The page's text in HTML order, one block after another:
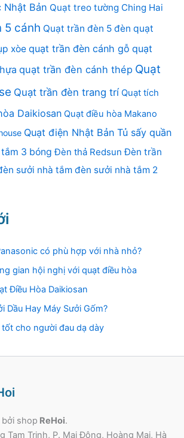
Nhật Bản Quạt treo tường Ching Hai
5 cánh Quạt trần đèn 5 đèn quạt
xòe quạt trần đèn cánh gỗ quạt
quạt trần đèn cánh thép Quạt
Quạt trần đèn trang trí Quạt tích
Daikiosan Quạt điều hòa Makano
Quạt điện Nhật Bản Tủ sấy quần
3 bóng Đèn thả Redsun Đèn trần
sưởi nhà tắm đèn sưởi nhà tắm 2
có phù hợp với nhà nhỏ?
gian hội nghị với quạt điều hòa
Điều Hòa Daikiosan
Dầu Hay Máy Sưởi Gốm?
cho người đau dạ dày
bởi shop ReHoi.
Tam Trinh, P. Mai Động, Hoàng Mai, Hà